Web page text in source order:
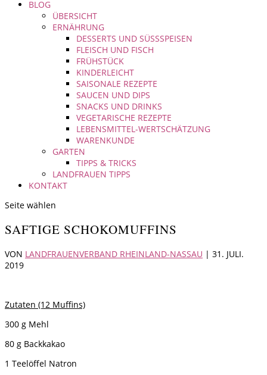
BLOG
ÜBERSICHT
ERNÄHRUNG
DESSERTS UND SÜSSSPEISEN
FLEISCH UND FISCH
FRÜHSTÜCK
KINDERLEICHT
SAISONALE REZEPTE
SAUCEN UND DIPS
SNACKS UND DRINKS
VEGETARISCHE REZEPTE
LEBENSMITTEL-WERTSCHÄTZUNG
WARENKUNDE
GARTEN
TIPPS & TRICKS
LANDFRAUEN TIPPS
KONTAKT
Seite wählen
SAFTIGE SCHOKOMUFFINS
VON LANDFRAUENVERBAND RHEINLAND-NASSAU | 31. JULI.
2019
Zutaten (12 Muffins)
300 g Mehl
80 g Backkakao
1 Teelöffel Natron